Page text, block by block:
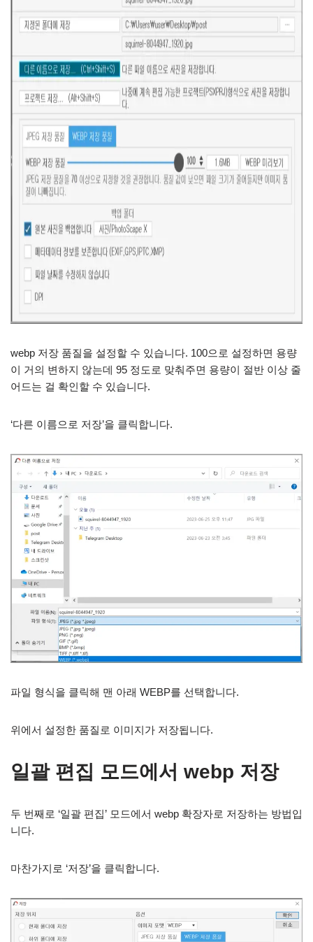
webp 저장 품질을 설정할 수 있습니다. 100으로 설정하면 용량
이 거의 변하지 않는데 95 정도로 맞춰주면 용량이 절반 이상 줄
어드는 걸 확인할 수 있습니다.
‘다른 이름으로 저장’을 클릭합니다.
파일 형식을 클릭해 맨 아래 WEBP를 선택합니다.
위에서 설정한 품질로 이미지가 저장됩니다.
일괄 편집 모드에서 webp 저장
두 번째로 ‘일괄 편집’ 모드에서 webp 확장자로 저장하는 방법입
니다.
마찬가지로 ‘저장’을 클릭합니다.